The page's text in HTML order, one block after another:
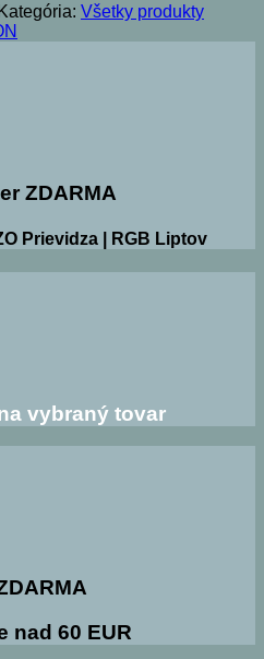
Kategória: Všetky produkty
ZDARMA
Prievidza | RGB Liptov
vybraný tovar
nad 60 EUR